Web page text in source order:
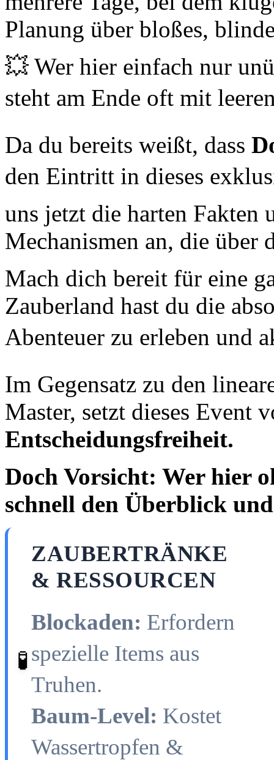
Planung über bloßes,
💥 Wer hier einfach nur
steht am Ende oft mit
Da du bereits weißt, dass
den Eintritt in dieses
uns jetzt die harten Fakten
Mechanismen an, die über
Mach dich bereit für eine
Zauberland hast du die
Abenteuer zu erleben
Im Gegensatz zu den
Master, setzt dieses Event
Entscheidungsfreiheit.
Doch Vorsicht: Wer hier
schnell den Überblick
🧪
ZAUBERTRÄNKE
& RESSOURCEN
Blockaden: Erfordern
spezielle Items aus
Truhen.
Baum-Level: Kostet
Wassertropfen &